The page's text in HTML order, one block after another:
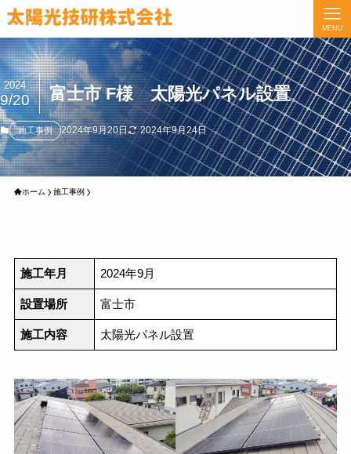
MENU
富士市 F様 太陽光パネル設置
2024
9/20
施工事例 2024年9月20日 2024年9月24日
ホーム 施工事例
施工年月 2024年9月
設置場所 富士市
施工内容 太陽光パネル設置